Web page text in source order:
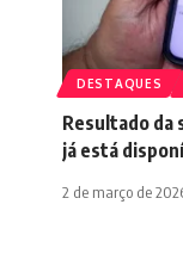
DESTAQUES
Resultado da
já está
2 de março de